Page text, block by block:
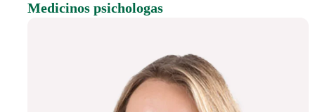
Medicinos psichologas